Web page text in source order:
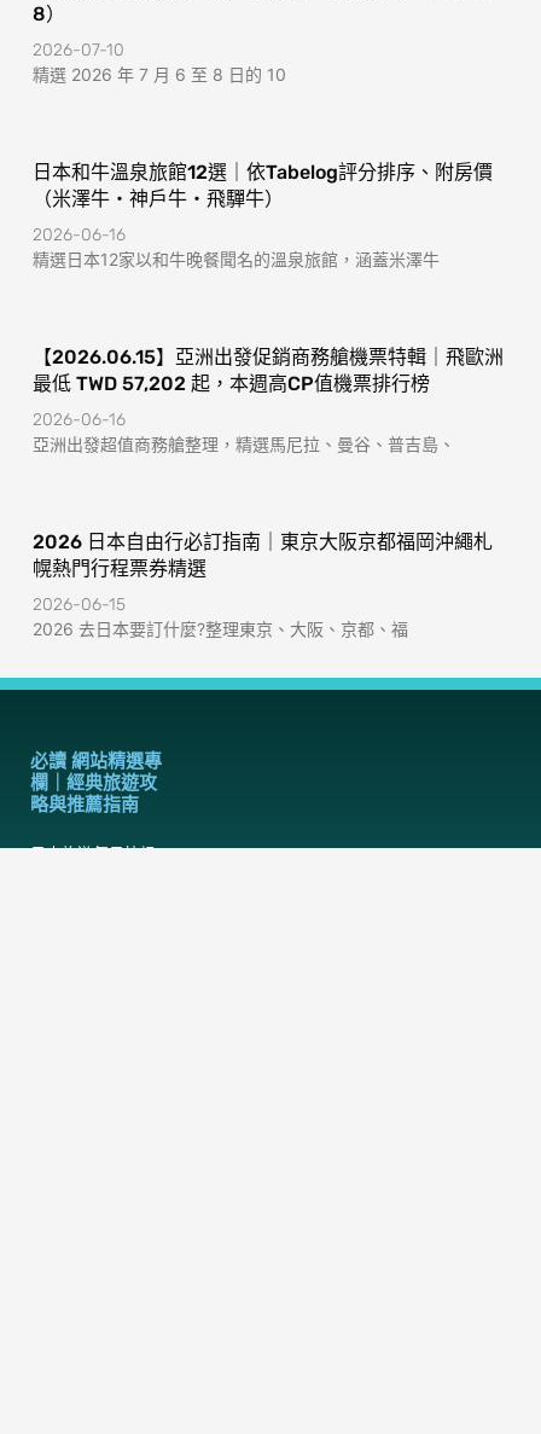
8）
2026-07-10
精選 2026 年 7 月 6 至 8 日的 10
日本和牛溫泉旅館12選｜依Tabelog評分排序、附房價
（米澤牛・神戶牛・飛驒牛）
2026-06-16
精選日本12家以和牛晚餐聞名的溫泉旅館，涵蓋米澤牛
【2026.06.15】亞洲出發促銷商務艙機票特輯｜飛歐洲
最低 TWD 57,202 起，本週高CP值機票排行榜
2026-06-16
亞洲出發超值商務艙整理，精選馬尼拉、曼谷、普吉島、
2026 日本自由行必訂指南｜東京大阪京都福岡沖繩札
幌熱門行程票券精選
2026-06-15
2026 去日本要訂什麼?整理東京、大阪、京都、福
必讀 網站精選專
欄｜經典旅遊攻
略與推薦指南
日本旅遊每日快訊